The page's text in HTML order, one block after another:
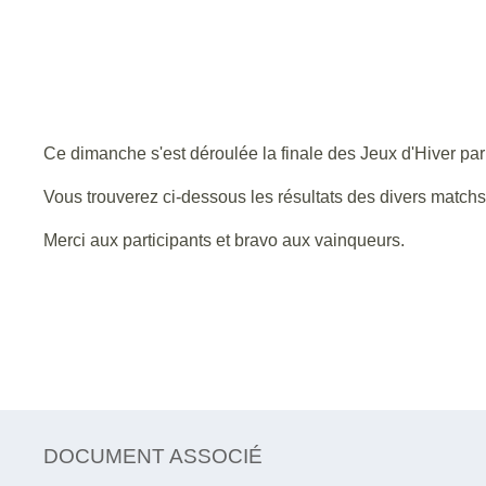
Ce dimanche s'est déroulée la finale des Jeux d'Hiver
Vous trouverez ci-dessous les résultats des divers
Merci aux participants et bravo aux vainqueurs.
DOCUMENT ASSOCIÉ